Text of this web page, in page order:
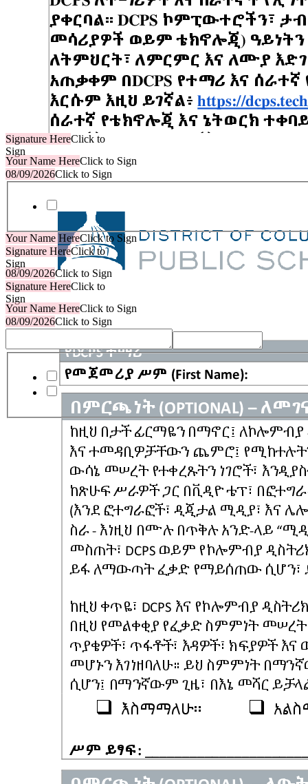
Signature HereClick to
Sign
Your Name HereClick to Sign
08/09/2026Click to Sign
Your Name HereClick to Sign
Signature HereClick to
Sign
08/09/2026Click to Sign
Signature HereClick to
Sign
Your Name HereClick to Sign
08/09/2026Click to Sign
Media Release